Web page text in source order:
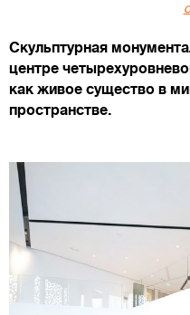
Скульптурная
центре
как живое существо в
пространстве.